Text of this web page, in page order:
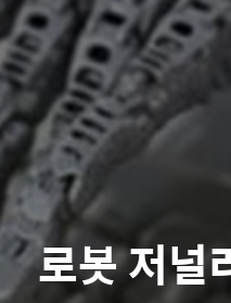
로봇 저널